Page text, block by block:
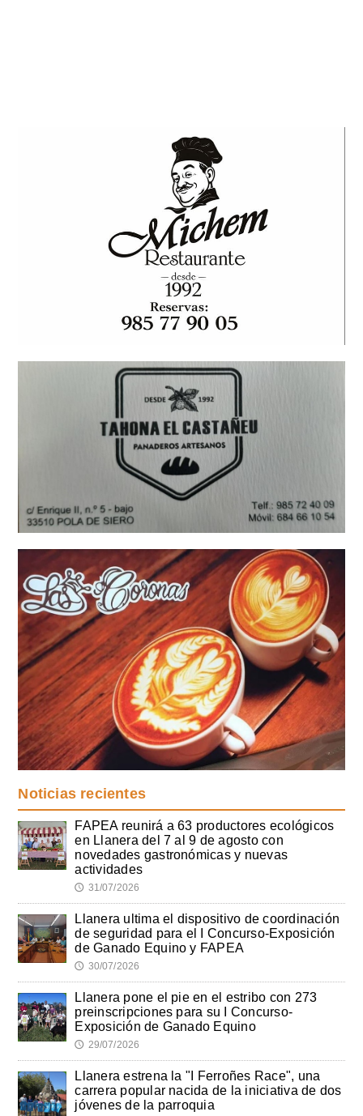
Noticias recientes
FAPEA reunirá a 63 productores ecológicos
en Llanera del 7 al 9 de agosto con
novedades gastronómicas y nuevas
actividades
🕔 31/07/2026
Llanera ultima el dispositivo de coordinación
de seguridad para el I Concurso-Exposición
de Ganado Equino y FAPEA
🕔 30/07/2026
Llanera pone el pie en el estribo con 273
preinscripciones para su I Concurso-
Exposición de Ganado Equino
🕔 29/07/2026
Llanera estrena la "I Ferroñes Race", una
carrera popular nacida de la iniciativa de dos
jóvenes de la parroquia